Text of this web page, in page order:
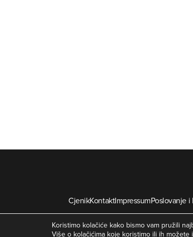
CjenikKontaktImpressumPoslovanje
© Zagorje
Koristimo kolačiće kako bismo vam pružili
Više o kolačićima koje koristimo ili ih možete